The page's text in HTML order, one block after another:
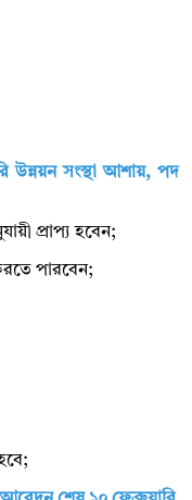
উন্নয়ন সংস্থা আশায়, পদ
প্রাপ্য হবেন;
পারবেন;